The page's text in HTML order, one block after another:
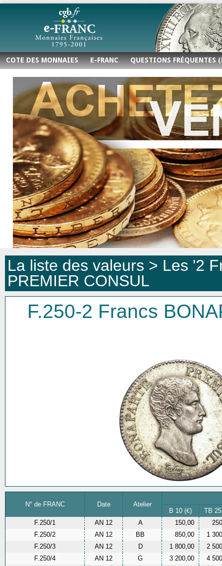
COTE DES MONNAIES E-FRANC QUESTIONS FRÉQUENTES
La liste des valeurs > Les '2
PREMIER CONSUL
F.250-2 Francs
N° de FRANC Date
Atelier
B 10 (€)
TB
F.250/1
AN 12 A 150,00
F.250/2
AN 12 BB 850,00
1
F.250/3
AN 12 D 1 800,00
2
F.250/4
AN 12 G 3 200,00
4